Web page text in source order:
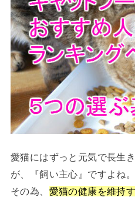
愛猫にはずっと元気で長生
が、『飼い主心』ですよね。
その為、 愛猫の健康を維持